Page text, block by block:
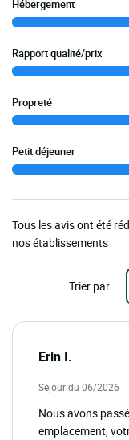
Hébergement
Rapport qualité/prix
Propreté
Petit déjeuner
Tous les avis ont été
nos établissements
Trier par
Erin I.
Séjour du 06/2026
Nous avons
emplacement,